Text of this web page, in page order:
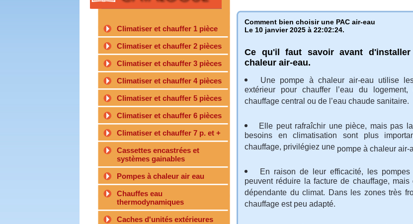
Climatiser et chauffer 1 pièce
Climatiser et chauffer 2 pièces
Climatiser et chauffer 3 pièces
Climatiser et chauffer 4 pièces
Climatiser et chauffer 5 pièces
Climatiser et chauffer 6 pièces
Climatiser et chauffer 7 p. et +
Cassettes encastrées et
systèmes gainables
Pompes à chaleur air eau
Chauffes eau
thermodynamiques
Caches d'unités extérieures
Comment bien choisir une PAC air-eau
Le 10 janvier 2025 à 22:02:24.
Ce qu'il faut savoir avant
chaleur air-eau.
Une pompe à chaleur air-eau utilise
extérieur pour chauffer l’eau du logement,
chauffage central ou de l’eau chaude sanitaire.
Elle peut rafraîchir une pièce, mais pas
besoins en climatisation sont plus
chauffage, privilégiez une pompe à chaleur air-
En raison de leur efficacité, les
peuvent réduire la facture de chauffage,
dépendante du climat. Dans les zones très
chauffage est peu adapté.